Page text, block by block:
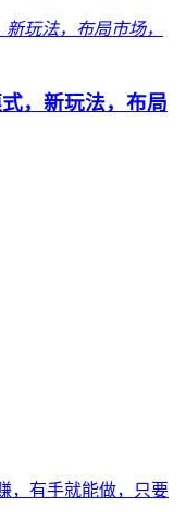
，新玩法，布局
，有手就能做，只要